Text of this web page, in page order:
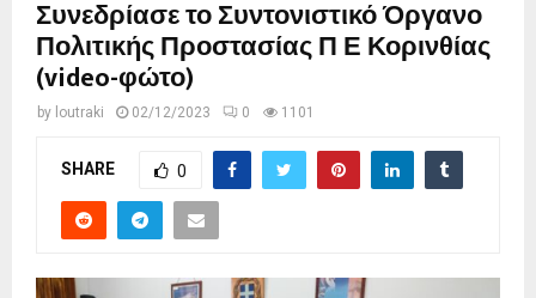
Συνεδρίασε το Συντονιστικό Όργανο
Πολιτικής Προστασίας Π Ε Κορινθίας
(video-φώτο)
by loutraki 02/12/2023 0 1101
SHARE 0